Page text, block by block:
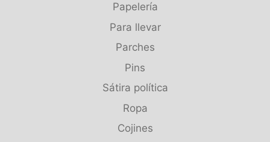
Papelería
Para llevar
Parches
Pins
Sátira política
Ropa
Cojines